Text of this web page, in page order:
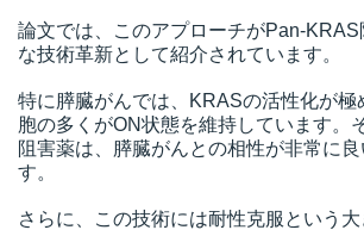
論文では、このアプローチがPan-
な技術革新として紹介されています。
特に膵臓がんでは、KRASの活性化が極
胞の多くがON状態を維持しています。
阻害薬は、膵臓がんとの相性が非常に
す。
さらに、この技術には耐性克服という